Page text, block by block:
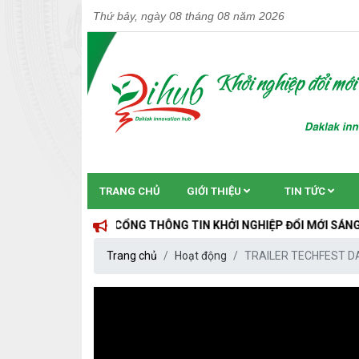
Thứ bảy, ngày 08 tháng 08 năm 2026
TRANG CHỦ GIỚI THIỆU TIN TỨC
CỔNG THÔNG TIN KHỞI NGHIỆP ĐỔI MỚI SÁNG TẠO TỈNH
Trang chủ Hoạt động TRAILER TECHFEST